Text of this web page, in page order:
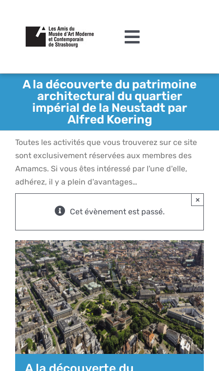
contenu
Toggle
L’association
Agenda
Acquisitions et mécénat
Editions
Le MAMCS
A la découverte du patrimoine
architectural du quartier
impérial de la Neustadt par
Alfred Koering
Toutes les activités que vous trouverez sur ce site
sont exclusivement réservées aux membres des
Amamcs. Si vous êtes intéressé par l'une d'elle,
adhérez, il y a plein d'avantages…
Cet évènement est passé.
×